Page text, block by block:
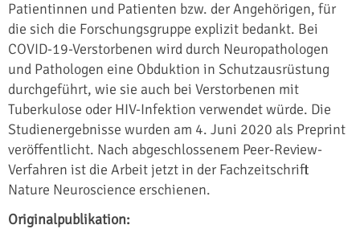
Patientinnen und Patienten bzw. der Angehörigen, für
die sich die Forschungsgruppe explizit bedankt. Bei
COVID-19-Verstorbenen wird durch Neuropathologen
und Pathologen eine Obduktion in Schutzausrüstung
durchgeführt, wie sie auch bei Verstorbenen mit
Tuberkulose oder HIV-Infektion verwendet würde. Die
Studienergebnisse wurden am 4. Juni 2020 als Preprint
veröffentlicht. Nach abgeschlossenem Peer-Review-
Verfahren ist die Arbeit jetzt in der Fachzeitschrift
Nature Neuroscience erschienen.
Originalpublikation: